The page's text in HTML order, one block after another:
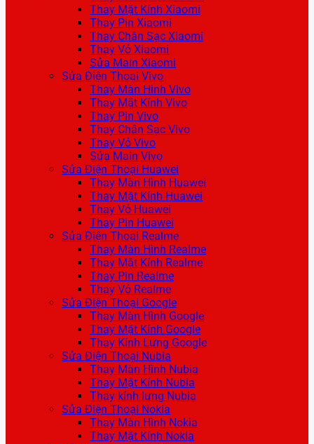
Thay Mặt Kính Xiaomi
Thay Pin Xiaomi
Thay Chân Sạc Xiaomi
Thay Vỏ Xiaomi
Sửa Main Xiaomi
Sửa Điện Thoại Vivo
Thay Màn Hình Vivo
Thay Mặt Kính Vivo
Thay Pin Vivo
Thay Chân Sạc Vivo
Thay Vỏ Vivo
Sửa Main Vivo
Sửa Điện Thoại Huawei
Thay Màn Hình Huawei
Thay Mặt Kính Huawei
Thay Vỏ Huawei
Thay Pin Huawei
Sửa Điện Thoại Realme
Thay Màn Hình Realme
Thay Mặt Kính Realme
Thay Pin Realme
Thay Vỏ Realme
Sửa Điện Thoại Google
Thay Màn Hình Google
Thay Mặt Kính Google
Thay Kính Lưng Google
Sửa Điện Thoại Nubia
Thay Màn Hình Nubia
Thay Mặt Kính Nubia
Thay kính lưng Nubia
Sửa Điện Thoại Nokia
Thay Màn Hình Nokia
Thay Mặt Kính Nokia